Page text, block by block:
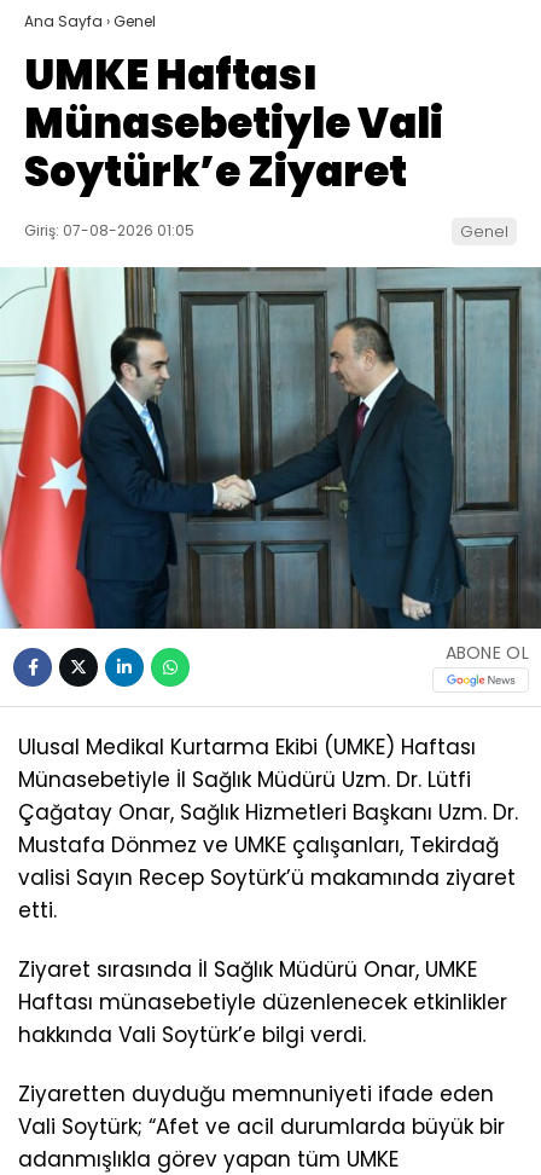
Ana Sayfa ›Genel
UMKE Haftası
Münasebetiyle Vali
Soytürk’e Ziyaret
Giriş: 07-08-2026 01:05 Genel
ABONE OL
Ulusal Medikal Kurtarma Ekibi (UMKE) Haftası
Münasebetiyle İl Sağlık Müdürü Uzm. Dr. Lütfi
Çağatay Onar, Sağlık Hizmetleri Başkanı Uzm. Dr.
Mustafa Dönmez ve UMKE çalışanları, Tekirdağ
valisi Sayın Recep Soytürk’ü makamında ziyaret
etti.
Ziyaret sırasında İl Sağlık Müdürü Onar, UMKE
Haftası münasebetiyle düzenlenecek etkinlikler
hakkında Vali Soytürk’e bilgi verdi.
Ziyaretten duyduğu memnuniyeti ifade eden
Vali Soytürk; “Afet ve acil durumlarda büyük bir
adanmışlıkla görev yapan tüm UMKE